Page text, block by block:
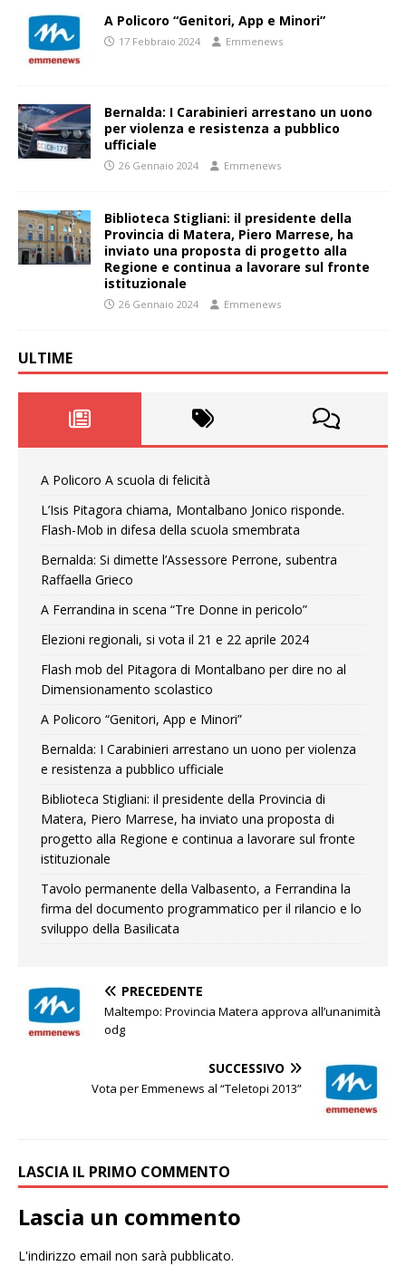
A Policoro “Genitori, App e Minori”
17 Febbraio 2024 Emmenews
Bernalda: I Carabinieri arrestano un uono
per violenza e resistenza a pubblico
ufficiale
26 Gennaio 2024 Emmenews
Biblioteca Stigliani: il presidente della
Provincia di Matera, Piero Marrese, ha
inviato una proposta di progetto alla
Regione e continua a lavorare sul fronte
istituzionale
26 Gennaio 2024 Emmenews
ULTIME
A Policoro A scuola di felicità
L’Isis Pitagora chiama, Montalbano Jonico risponde.
Flash-Mob in difesa della scuola smembrata
Bernalda: Si dimette l’Assessore Perrone, subentra
Raffaella Grieco
A Ferrandina in scena “Tre Donne in pericolo”
Elezioni regionali, si vota il 21 e 22 aprile 2024
Flash mob del Pitagora di Montalbano per dire no al
Dimensionamento scolastico
A Policoro “Genitori, App e Minori”
Bernalda: I Carabinieri arrestano un uono per violenza
e resistenza a pubblico ufficiale
Biblioteca Stigliani: il presidente della Provincia di
Matera, Piero Marrese, ha inviato una proposta di
progetto alla Regione e continua a lavorare sul fronte
istituzionale
Tavolo permanente della Valbasento, a Ferrandina la
firma del documento programmatico per il rilancio e lo
sviluppo della Basilicata
PRECEDENTE
Maltempo: Provincia Matera approva all’unanimità
odg
SUCCESSIVO
Vota per Emmenews al “Teletopi 2013”
LASCIA IL PRIMO COMMENTO
Lascia un commento
L'indirizzo email non sarà pubblicato.